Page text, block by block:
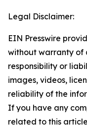
Legal Disclaimer:
EIN Presswire
without warranty of
responsibility or
images, videos,
reliability of the
If you have any
related to this